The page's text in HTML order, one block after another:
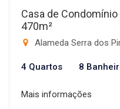
Casa de
470m²
Alameda Serra dos
4 Quartos 8
Mais informações